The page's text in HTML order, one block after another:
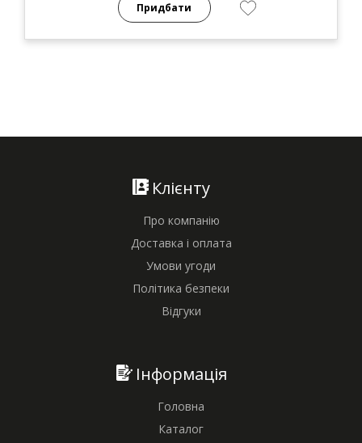
Придбати
Клієнту
Про компанію
Доставка і оплата
Умови угоди
Політика безпеки
Відгуки
Інформація
Головна
Каталог